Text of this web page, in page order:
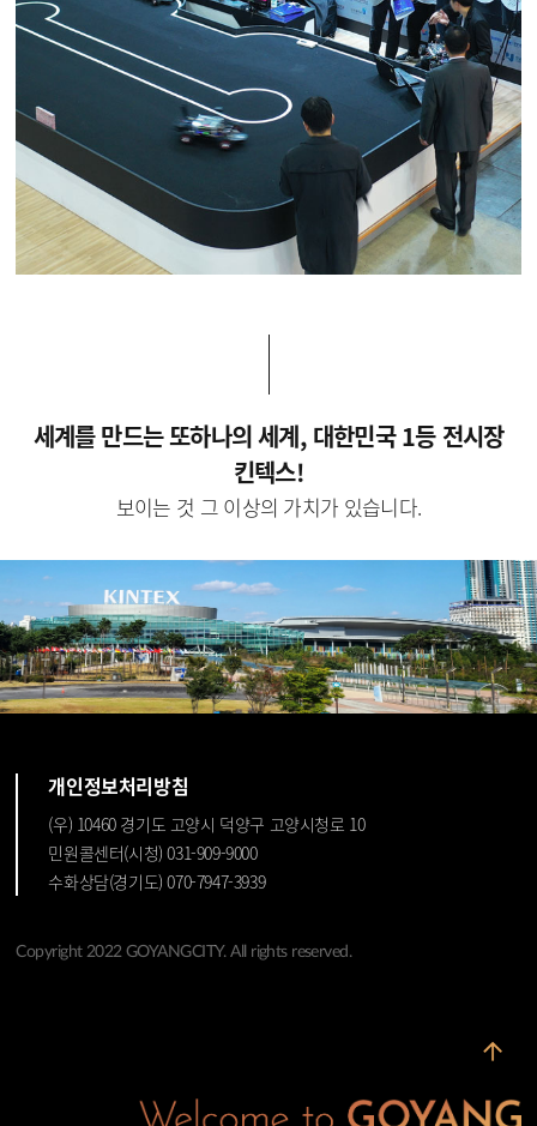
세계를 만드는 또하나의 세계, 대한민국 1등 전시장
킨텍스!
보이는 것 그 이상의 가치가 있습니다.
개인정보처리방침
(우) 10460 경기도 고양시 덕양구 고양시청로 10
민원콜센터(시청) 031-909-9000
수화상담(경기도) 070-7947-3939
Copyright 2022 GOYANGCITY. All rights reserved.